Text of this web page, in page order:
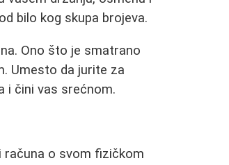
bilo kog skupa brojeva.
Ono što je smatrano
Umesto da jurite za
i čini vas srećnom.
računa o svom fizičkom